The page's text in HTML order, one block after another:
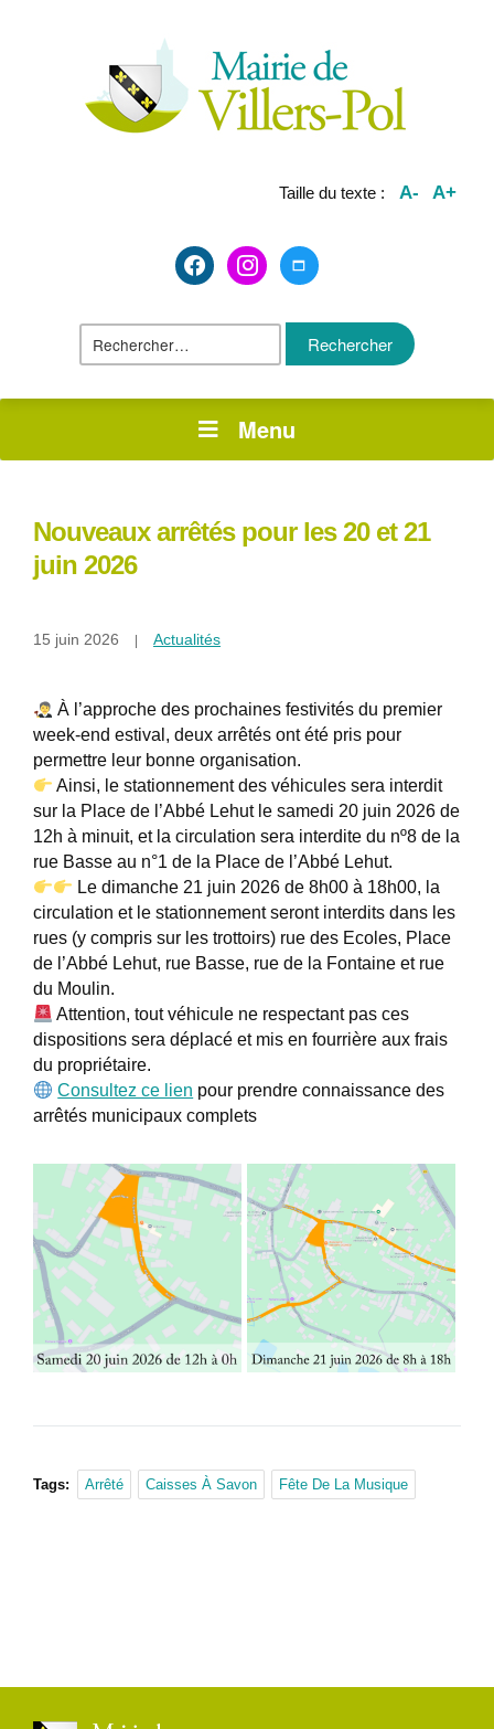
Taille du texte : A- A+
facebook2instagrammaximize
Rechercher :
Menu
Nouveaux arrêtés pour les 20 et 21
juin 2026
15 juin 2026 Actualités
À l’approche des prochaines festivités du premier
week-end estival, deux arrêtés ont été pris pour
permettre leur bonne organisation.
Ainsi, le stationnement des véhicules sera interdit
sur la Place de l’Abbé Lehut le samedi 20 juin 2026 de
12h à minuit, et la circulation sera interdite du nº8 de la
rue Basse au n°1 de la Place de l’Abbé Lehut.
Le dimanche 21 juin 2026 de 8h00 à 18h00, la
circulation et le stationnement seront interdits dans les
rues (y compris sur les trottoirs) rue des Ecoles, Place
de l’Abbé Lehut, rue Basse, rue de la Fontaine et rue
du Moulin.
Attention, tout véhicule ne respectant pas ces
dispositions sera déplacé et mis en fourrière aux frais
du propriétaire.
Consultez ce lien pour prendre connaissance des
arrêtés municipaux complets
Tags: Arrêté Caisses À Savon Fête De La Musique